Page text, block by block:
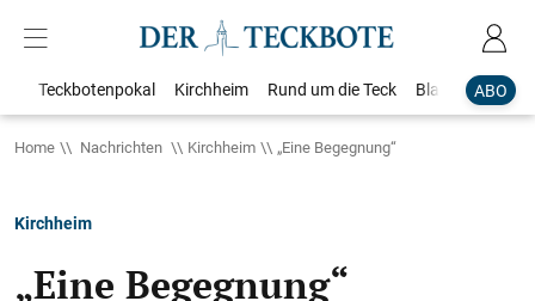
ABO
Teckbotenpokal Kirchheim Rund um die Teck Blaulicht
Home Nachrichten Kirchheim „Eine Begegnung“
Kirchheim
„Eine Begegnung“